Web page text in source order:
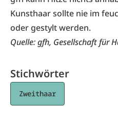
Kunsthaar sollte nie im
oder gestylt werden.
Quelle: gfh, Gesellschaft für
Stichwörter
Zweithaar